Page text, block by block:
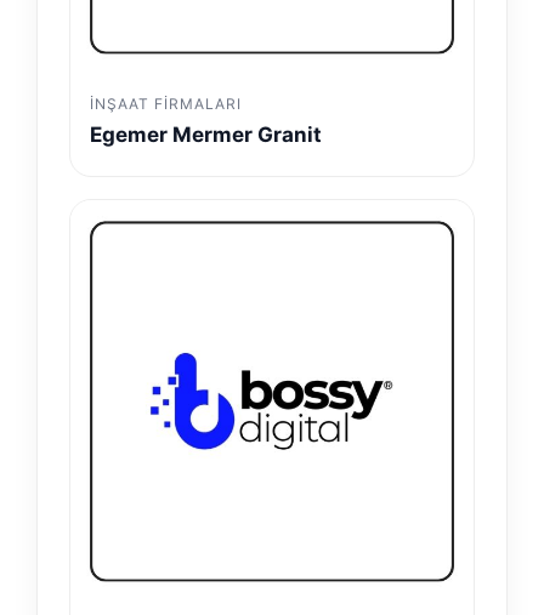
İNŞAAT FIRMALARI
Egemer Mermer Granit